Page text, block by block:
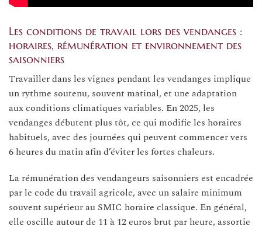
Les conditions de travail lors des vendanges :
horaires, rémunération et environnement des
saisonniers
Travailler dans les vignes pendant les vendanges implique
un rythme soutenu, souvent matinal, et une adaptation
aux conditions climatiques variables. En 2025, les
vendanges débutent plus tôt, ce qui modifie les horaires
habituels, avec des journées qui peuvent commencer vers
6 heures du matin afin d’éviter les fortes chaleurs.
La rémunération des vendangeurs saisonniers est encadrée
par le code du travail agricole, avec un salaire minimum
souvent supérieur au SMIC horaire classique. En général,
elle oscille autour de 11 à 12 euros brut par heure, assortie